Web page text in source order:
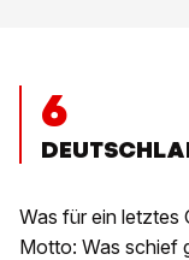
6
Was für ein letztes
Motto: Was schief